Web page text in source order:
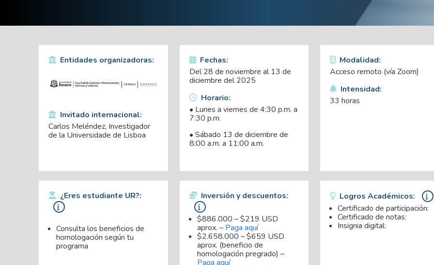
Entidades organizadoras:
Invitado internacional:
Carlos Meléndez, Investigador
de la Universidade de Lisboa
Fechas:
Del 28 de noviembre al 13 de
diciembre del 2025
Horario:
• Lunes a viernes de 4:30 p.m. a
7:30 p.m.
• Sábado 13 de diciembre de
8:00 a.m. a 11:00 a.m.
Modalidad:
Acceso remoto (vía Zoom)
Intensidad:
33 horas
¿Eres estudiante UR?:
Consulta los beneficios de
homologación según tu
programa
Inversión y descuentos:
$886.000 – $219 USD
aprox. – Paga aquí
$2.658.000 – $659 USD
aprox. (beneficio de
homologación pregrado) –
Paga aquí
Logros Académicos:
Certificado de participación:
Certificado de notas:
Insignia digital: